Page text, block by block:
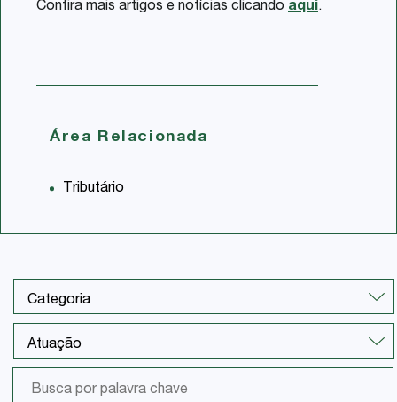
Confira mais artigos e notícias clicando aqui.
Área Relacionada
Tributário